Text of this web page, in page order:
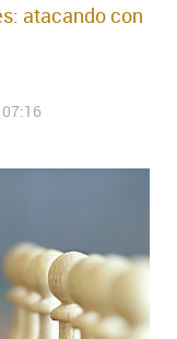
atacando con